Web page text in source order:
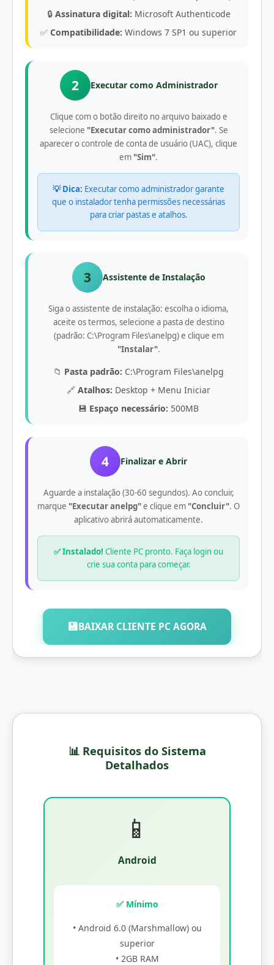
🔒 Assinatura digital: Microsoft Authenticode
✅ Compatibilidade: Windows 7 SP1 ou superior
2 Executar como Administrador
Clique com o botão direito no arquivo baixado e
selecione "Executar como administrador". Se
aparecer o controle de conta de usuário (UAC), clique
em "Sim".
💡 Dica: Executar como administrador garante
que o instalador tenha permissões necessárias
para criar pastas e atalhos.
3 Assistente de Instalação
Siga o assistente de instalação: escolha o idioma,
aceite os termos, selecione a pasta de destino
(padrão: C:\Program Files\anelpg) e clique em
"Instalar".
📁 Pasta padrão: C:\Program Files\anelpg
🔗 Atalhos: Desktop + Menu Iniciar
💾 Espaço necessário: 500MB
4 Finalizar e Abrir
Aguarde a instalação (30-60 segundos). Ao concluir,
marque "Executar anelpg"e clique em "Concluir". O
aplicativo abrirá automaticamente.
✅ Instalado! Cliente PC pronto. Faça login ou
crie sua conta para começar.
💾BAIXAR CLIENTE PC AGORA
📊 Requisitos do Sistema
Detalhados
📱
Android
✅ Mínimo
• Android 6.0 (Marshmallow) ou
superior
• 2GB RAM